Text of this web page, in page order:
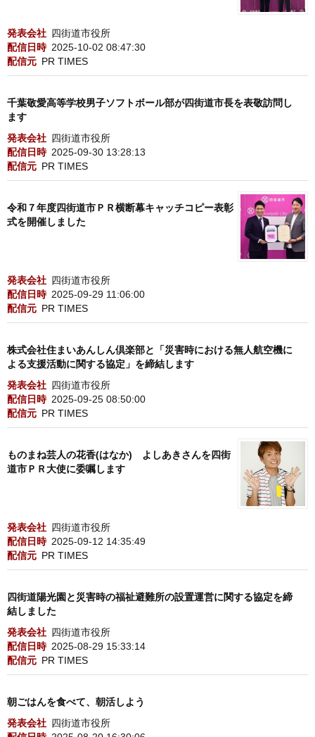
発表会社 四街道市役所
配信日時 2025-10-02 08:47:30
配信元 PR TIMES
千葉敬愛高等学校男子ソフトボール部が四街道市長を表敬訪問し
ます
発表会社 四街道市役所
配信日時 2025-09-30 13:28:13
配信元 PR TIMES
令和７年度四街道市ＰＲ横断幕キャッチコピー表彰
式を開催しました
発表会社 四街道市役所
配信日時 2025-09-29 11:06:00
配信元 PR TIMES
株式会社住まいあんしん倶楽部と「災害時における無人航空機に
よる支援活動に関する協定」を締結します
発表会社 四街道市役所
配信日時 2025-09-25 08:50:00
配信元 PR TIMES
ものまね芸人の花香(はなか) よしあきさんを四街
道市ＰＲ大使に委嘱します
発表会社 四街道市役所
配信日時 2025-09-12 14:35:49
配信元 PR TIMES
四街道陽光園と災害時の福祉避難所の設置運営に関する協定を締
結しました
発表会社 四街道市役所
配信日時 2025-08-29 15:33:14
配信元 PR TIMES
朝ごはんを食べて、朝活しよう
発表会社 四街道市役所